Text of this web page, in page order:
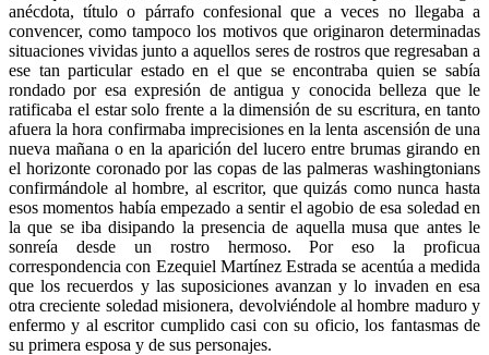
anécdota, título o párrafo confesional que a veces no llegaba a
convencer, como tampoco los motivos que originaron determinadas
situaciones vividas junto a aquellos seres de rostros que regresaban a
ese tan particular estado en el que se encontraba quien se sabía
rondado por esa expresión de antigua y conocida belleza que le
ratificaba el estar solo frente a la dimensión de su escritura, en tanto
afuera la hora confirmaba imprecisiones en la lenta ascensión de una
nueva mañana o en la aparición del lucero entre brumas girando en
el horizonte coronado por las copas de las palmeras washingtonians
confirmándole al hombre, al escritor, que quizás como nunca hasta
esos momentos había empezado a sentir el agobio de esa soledad en
la que se iba disipando la presencia de aquella musa que antes le
sonreía desde un rostro hermoso. Por eso la proficua
correspondencia con Ezequiel Martínez Estrada se acentúa a medida
que los recuerdos y las suposiciones avanzan y lo invaden en esa
otra creciente soledad misionera, devolviéndole al hombre maduro y
enfermo y al escritor cumplido casi con su oficio, los fantasmas de
su primera esposa y de sus personajes.